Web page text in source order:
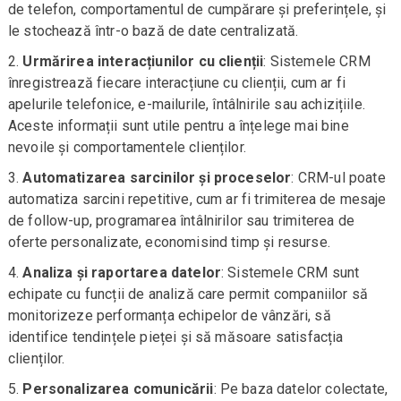
de telefon, comportamentul de cumpărare și preferințele, și
le stochează într-o bază de date centralizată.
Urmărirea interacțiunilor cu clienții: Sistemele CRM
înregistrează fiecare interacțiune cu clienții, cum ar fi
apelurile telefonice, e-mailurile, întâlnirile sau achizițiile.
Aceste informații sunt utile pentru a înțelege mai bine
nevoile și comportamentele clienților.
Automatizarea sarcinilor și proceselor: CRM-ul poate
automatiza sarcini repetitive, cum ar fi trimiterea de mesaje
de follow-up, programarea întâlnirilor sau trimiterea de
oferte personalizate, economisind timp și resurse.
Analiza și raportarea datelor: Sistemele CRM sunt
echipate cu funcții de analiză care permit companiilor să
monitorizeze performanța echipelor de vânzări, să
identifice tendințele pieței și să măsoare satisfacția
clienților.
Personalizarea comunicării: Pe baza datelor colectate,